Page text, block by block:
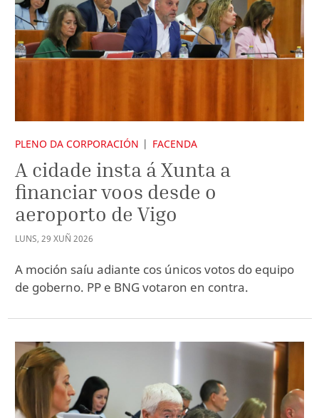
PLENO DA CORPORACIÓN FACENDA
A cidade insta á Xunta a
financiar voos desde o
aeroporto de Vigo
LUNS, 29 XUÑ 2026
A moción saíu adiante cos únicos votos do equipo
de goberno. PP e BNG votaron en contra.